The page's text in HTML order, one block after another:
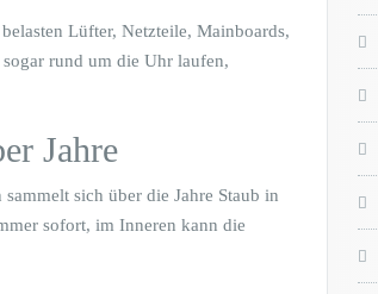
Lüfter, Netzteile, Mainboards,
rund um die Uhr laufen,
Jahre
sich über die Jahre Staub in
sofort, im Inneren kann die